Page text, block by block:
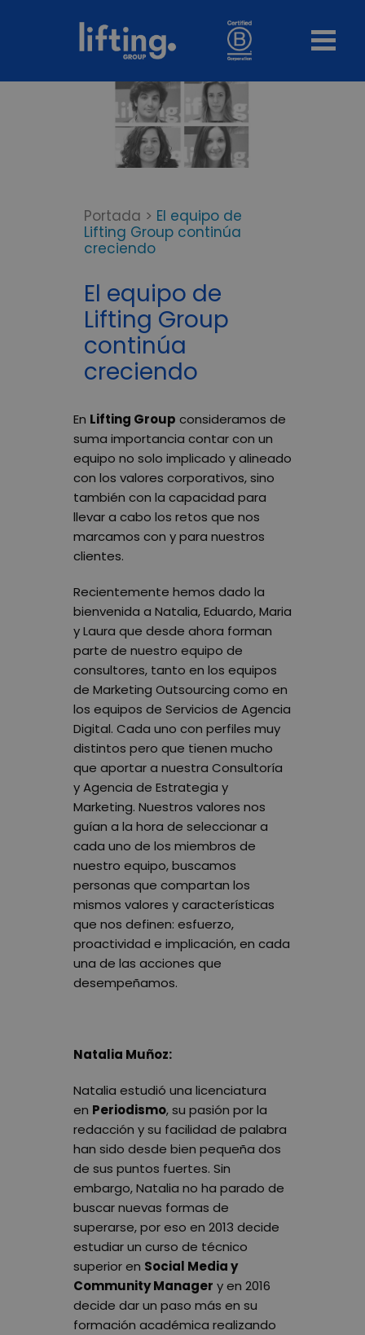
Portada > El equipo de
Lifting Group continúa
creciendo
El equipo de
Lifting Group
continúa
creciendo
En Lifting Group consideramos de
suma importancia contar con un
equipo no solo implicado y alineado
con los valores corporativos, sino
también con la capacidad para
llevar a cabo los retos que nos
marcamos con y para nuestros
clientes.
Recientemente hemos dado la
bienvenida a Natalia, Eduardo, Maria
y Laura que desde ahora forman
parte de nuestro equipo de
consultores, tanto en los equipos
de Marketing Outsourcing como en
los equipos de Servicios de Agencia
Digital. Cada uno con perfiles muy
distintos pero que tienen mucho
que aportar a nuestra Consultoría
y Agencia de Estrategia y
Marketing. Nuestros valores nos
guían a la hora de seleccionar a
cada uno de los miembros de
nuestro equipo, buscamos
personas que compartan los
mismos valores y características
que nos definen: esfuerzo,
proactividad e implicación, en cada
una de las acciones que
desempeñamos.
Natalia Muñoz:
Natalia estudió una licenciatura
en Periodismo, su pasión por la
redacción y su facilidad de palabra
han sido desde bien pequeña dos
de sus puntos fuertes. Sin
embargo, Natalia no ha parado de
buscar nuevas formas de
superarse, por eso en 2013 decide
estudiar un curso de técnico
superior en Social Media y
Community Manager y en 2016
decide dar un paso más en su
formación académica realizando